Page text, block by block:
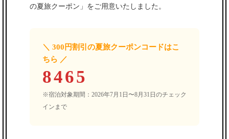
の夏旅クーポン」 をご用意いたしました。
＼ 300円割引の夏旅クーポンコードはこ
ちら ／
8465
※宿泊対象期間：2026年7月1日〜8月31日のチェック
インまで